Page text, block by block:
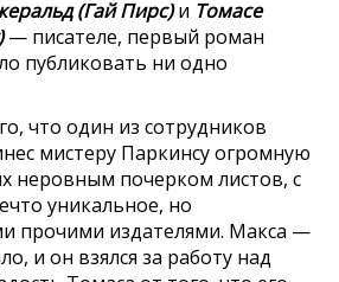
(Гай Пирс)и Томасе
— писателе, первый роман
публиковать ни одно
что один из сотрудников
мистеру Паркинсу огромную
неровным почерком листов, с
уникальное, но
прочими издателями. Макса —
и он взялся за работу над